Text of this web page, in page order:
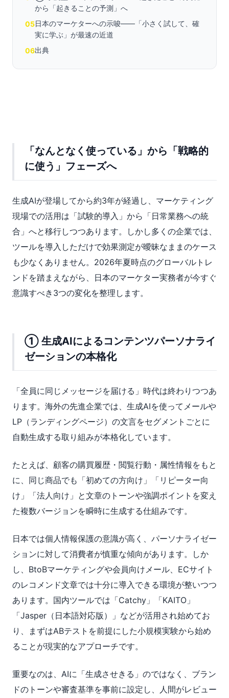
から「起きることの予測」へ
05日本のマーケターへの示唆——「小さく試して、確
実に学ぶ」が最速の近道
06出典
「なんとなく使っている」から「戦略的
に使う」フェーズへ
生成AIが登場してから約3年が経過し、マーケティング
現場での活用は「試験的導入」から「日常業務への統
合」へと移行しつつあります。しかし多くの企業では、
ツールを導入しただけで効果測定が曖昧なままのケース
も少なくありません。2026年夏時点のグローバルトレ
ンドを踏まえながら、日本のマーケター実務者が今すぐ
意識すべき3つの変化を整理します。
① 生成AIによるコンテンツパーソナライ
ゼーションの本格化
「全員に同じメッセージを届ける」時代は終わりつつあ
ります。海外の先進企業では、生成AIを使ってメールや
LP（ランディングページ）の文言をセグメントごとに
自動生成する取り組みが本格化しています。
たとえば、顧客の購買履歴・閲覧行動・属性情報をもと
に、同じ商品でも「初めての方向け」「リピーター向
け」「法人向け」と文章のトーンや強調ポイントを変え
た複数バージョンを瞬時に生成する仕組みです。
日本では個人情報保護の意識が高く、パーソナライゼー
ションに対して消費者が慎重な傾向があります。しか
し、BtoBマーケティングや会員向けメール、ECサイト
のレコメンド文章では十分に導入できる環境が整いつつ
あります。国内ツールでは「Catchy」「KAITO」
「Jasper（日本語対応版）」などが活用され始めてお
り、まずはABテストを前提にした小規模実験から始め
ることが現実的なアプローチです。
重要なのは、AIに「生成させきる」のではなく、ブラン
ドのトーンや審査基準を事前に設定し、人間がレビュー